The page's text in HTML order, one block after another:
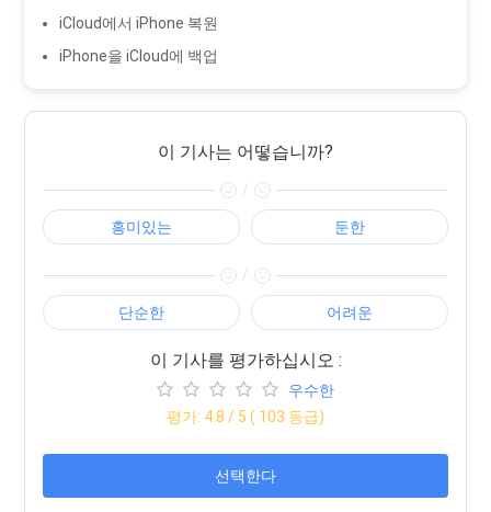
iCloud에서 iPhone 복원
iPhone을 iCloud에 백업
이 기사는 어떻습니까?
/
흥미있는 둔한
/
단순한 어려운
이 기사를 평가하십시오 :
우수한
평가: 4.8 / 5 ( 103 등급)
선택한다